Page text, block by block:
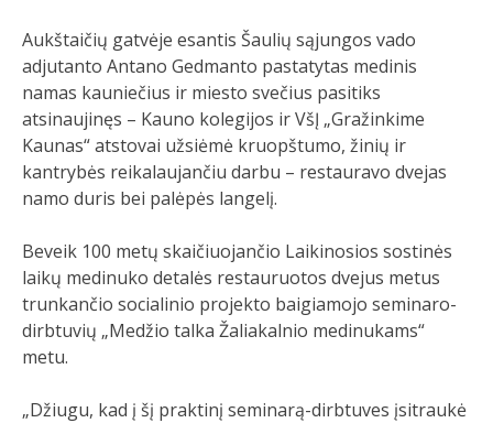
Aukštaičių gatvėje esantis Šaulių sąjungos vado
adjutanto Antano Gedmanto pastatytas medinis
namas kauniečius ir miesto svečius pasitiks
atsinaujinęs – Kauno kolegijos ir VšĮ „Gražinkime
Kaunas“ atstovai užsiėmė kruopštumo, žinių ir
kantrybės reikalaujančiu darbu – restauravo dvejas
namo duris bei palėpės langelį.
Beveik 100 metų skaičiuojančio Laikinosios sostinės
laikų medinuko detalės restauruotos dvejus metus
trunkančio socialinio projekto baigiamojo seminaro-
dirbtuvių „Medžio talka Žaliakalnio medinukams“
metu.
„Džiugu, kad į šį praktinį seminarą-dirbtuves įsitraukė